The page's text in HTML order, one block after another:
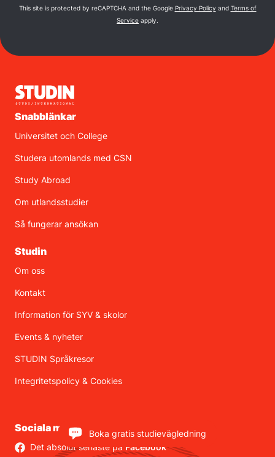
This site is protected by reCAPTCHA and the Google Privacy Policy and Terms of
Service apply.
Boka gratis studievägledning
Snabblänkar
Universitet och College
Studera utomlands med CSN
Study Abroad
Om utlandsstudier
Så fungerar ansökan
Studin
Om oss
Kontakt
Information för SYV & skolor
Events & nyheter
STUDIN Språkresor
Integritetspolicy & Cookies
Sociala medier
Det absolut senaste på Facebook